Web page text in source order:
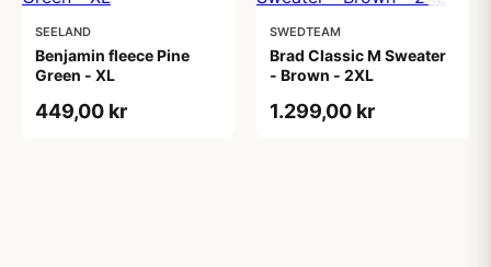
SEELAND
Benjamin fleece Pine
Green - XL
449,00 kr
SWEDTEAM
Brad Classic M Sweater
- Brown - 2XL
1.299,00 kr